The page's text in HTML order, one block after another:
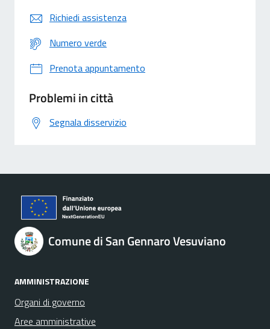
Richiedi assistenza
Numero verde
Prenota appuntamento
Problemi in città
Segnala disservizio
Comune di San Gennaro Vesuviano
AMMINISTRAZIONE
Organi di governo
Aree amministrative